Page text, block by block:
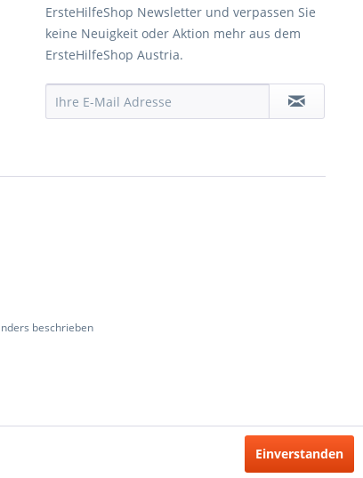
ErsteHilfeShop Newsletter und verpassen Sie
keine Neuigkeit oder Aktion mehr aus dem
ErsteHilfeShop Austria.
beschrieben
Einverstanden